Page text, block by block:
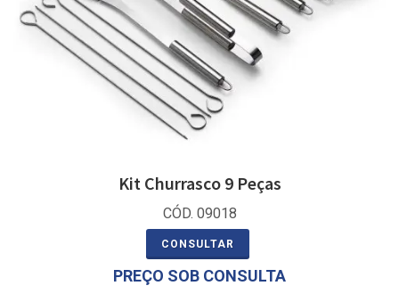
Kit Churrasco 9 Peças
CÓD. 09018
CONSULTAR
PREÇO SOB CONSULTA